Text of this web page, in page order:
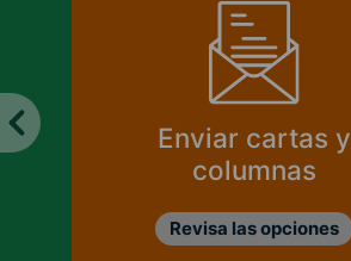
Enviar cartas y
columnas
Revisa las opciones